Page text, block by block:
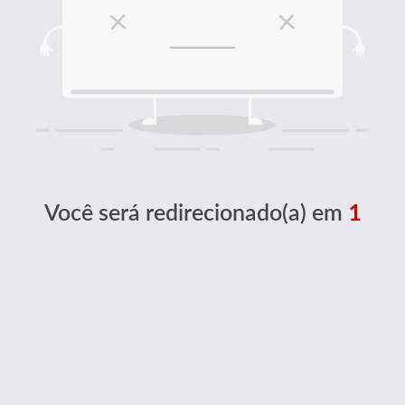
Você será redirecionado(a) em 1